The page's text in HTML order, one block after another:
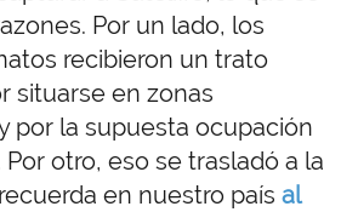
Por un lado, los
recibieron un trato
situarse en zonas
por la supuesta ocupación
otro, eso se trasladó a la
en nuestro país al